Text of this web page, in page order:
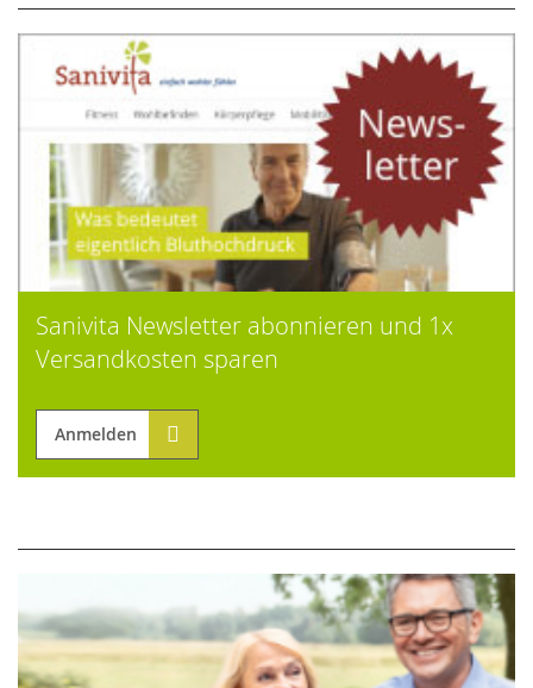
Sanivita Newsletter abonnieren und 1x
Versandkosten sparen
Anmelden